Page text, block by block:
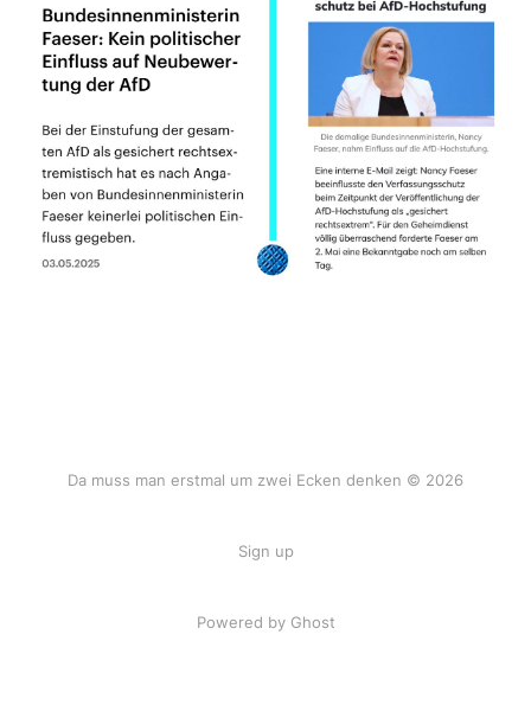
Da muss man erstmal um zwei Ecken denken © 2026
Sign up
Powered by Ghost